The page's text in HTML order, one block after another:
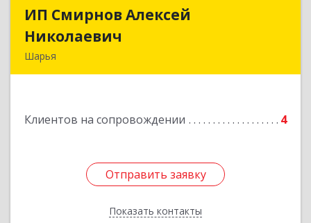
ИП Смирнов Алексей
Николаевич
Шарья
Клиентов на сопровождении 4
Отправить заявку
Показать контакты
ИП Смирнов Алексей
Отправить заявку
Назад